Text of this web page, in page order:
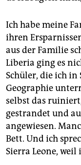
Ich habe meine
ihren
aus der Familie
Liberia ging es
Schüler, die ich in
Geographie
selbst das
gestrandet und
angewiesen.
Bett. Und ich
Sierra Leone,